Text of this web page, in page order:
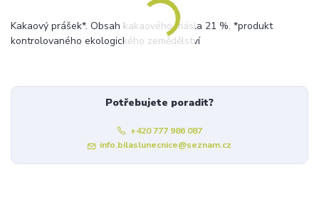
Kakaový prášek*. Obsah kakaového másla 21 %. *produkt
kontrolovaného ekologického zemědělství
Potřebujete poradit?
+420 777 986 087
info.bilaslunecnice@seznam.cz